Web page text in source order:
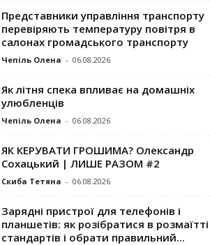
Представники управління транспорту
перевіряють температуру повітря в
салонах громадського транспорту
Чепіль Олена - 06.08.2026
Як літня спека впливає на домашніх
улюбленців
Чепіль Олена - 06.08.2026
ЯК КЕРУВАТИ ГРОШИМА? Олександр
Сохацький | ЛИШЕ РАЗОМ #2
Скиба Тетяна - 06.08.2026
Зарядні пристрої для телефонів і
планшетів: як розібратися в розмаїтті
стандартів і обрати правильний...